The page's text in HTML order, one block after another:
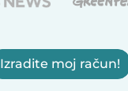
Izradite moj račun!